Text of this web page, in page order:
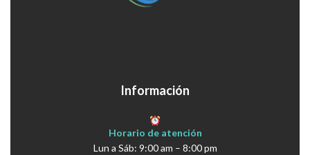
Información
Horario de atención
Lun a Sáb: 9:00 am – 8:00 pm